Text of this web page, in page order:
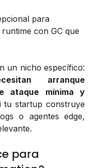
para
con GC que
un nicho específico:
arranque
ataque mínima y
tu startup construye
o agentes edge,
para